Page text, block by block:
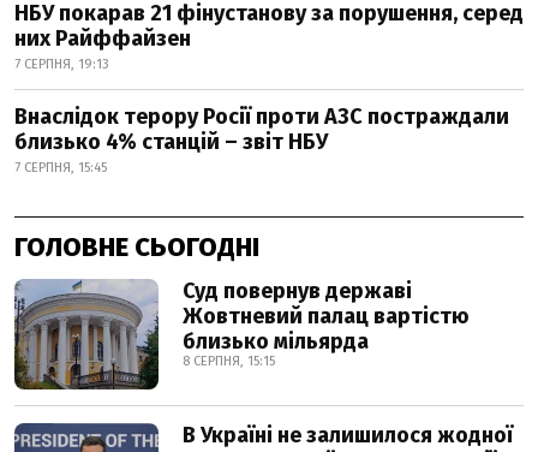
НБУ покарав 21 фінустанову за порушення, серед
них Райффайзен
7 СЕРПНЯ, 19:13
Внаслідок терору Росії проти АЗС постраждали
близько 4% станцій – звіт НБУ
7 СЕРПНЯ, 15:45
ГОЛОВНЕ СЬОГОДНІ
Суд повернув державі
Жовтневий палац вартістю
близько мільярда
8 СЕРПНЯ, 15:15
В Україні не залишилося жодної